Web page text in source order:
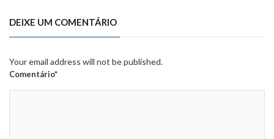
DEIXE UM COMENTÁRIO
Your email address will not be published.
Comentário*